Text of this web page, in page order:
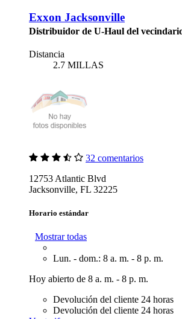
Exxon Jacksonville
Distribuidor de U-Haul del
Distancia
2.7 MILLAS
32 comentarios
12753 Atlantic Blvd
Jacksonville, FL 32225
Horario estándar
Mostrar todas
Lun. - dom.: 8 a. m. - 8 p. m.
Hoy abierto de 8 a. m. - 8 p. m.
Devolución del cliente 24 horas
Devolución del cliente 24 horas